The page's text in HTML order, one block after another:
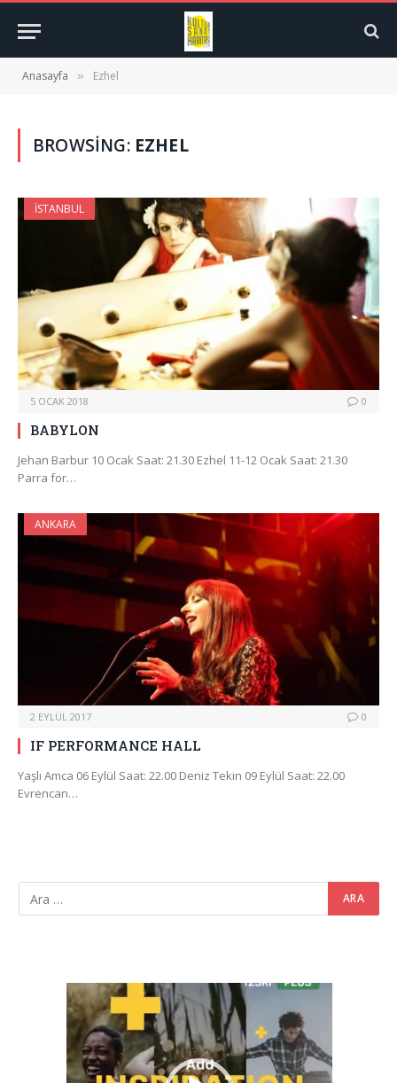
Anasayfa » Ezhel
BROWSING: EZHEL
İSTANBUL
5 OCAK 2018 0
BABYLON
Jehan Barbur 10 Ocak Saat: 21.30 Ezhel 11-12 Ocak Saat: 21.30
Parra for…
ANKARA
2 EYLÜL 2017 0
IF PERFORMANCE HALL
Yaşlı Amca 06 Eylül Saat: 22.00 Deniz Tekin 09 Eylül Saat: 22.00
Evrencan…
Video
oynatıcı